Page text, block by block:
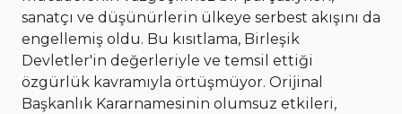
sanatçı ve düşünürlerin ülkeye serbest akışını da
engellemiş oldu. Bu kısıtlama, Birleşik
Devletler'in değerleriyle ve temsil ettiği
özgürlük kavramıyla örtüşmüyor. Orijinal
Başkanlık Kararnamesinin olumsuz etkileri,